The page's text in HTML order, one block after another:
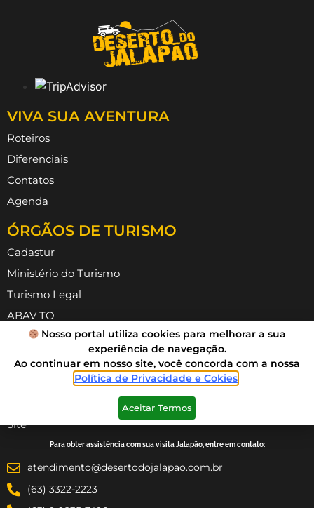
VIVA SUA AVENTURA
Roteiros
Diferenciais
Contatos
Agenda
ÓRGÃOS DE TURISMO
Cadastur
Ministério do Turismo
Turismo Legal
ABAV TO
ATTR
INFORMAÇÕES
Política de Privacidade
Site
Para obter assistência com sua visita Jalapão, entre em contato:
atendimento@desertodojalapao.com.br
(63) 3322-2223
Nosso portal utiliza cookies para melhorar a sua
experiência de navegação.
Ao continuar em nosso site, você concorda com a nossa
Política de Privacidade e Cokies
Aceitar Termos